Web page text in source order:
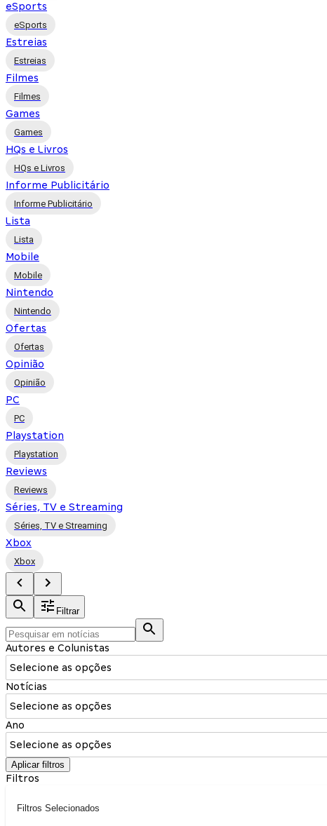
eSports
eSports
Estreias
Estreias
Filmes
Filmes
Games
Games
HQs e Livros
HQs e Livros
Informe Publicitário
Informe Publicitário
Lista
Lista
Mobile
Mobile
Nintendo
Nintendo
Ofertas
Ofertas
Opinião
Opinião
PC
PC
Playstation
Playstation
Reviews
Reviews
Séries, TV e Streaming
Séries, TV e Streaming
Xbox
Xbox
Filtrar
Autores e Colunistas
Selecione as opções
Notícias
Selecione as opções
Ano
Selecione as opções
Aplicar filtros
Filtros
Filtros Selecionados